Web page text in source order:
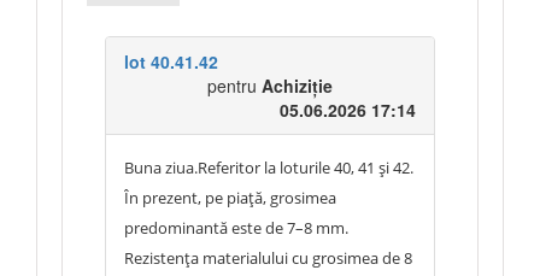
lot 40.41.42
pentru Achiziție
05.06.2026 17:14
Buna ziua.Referitor la loturile 40, 41 și 42.
În prezent, pe piață, grosimea
predominantă este de 7–8 mm.
Rezistența materialului cu grosimea de 8